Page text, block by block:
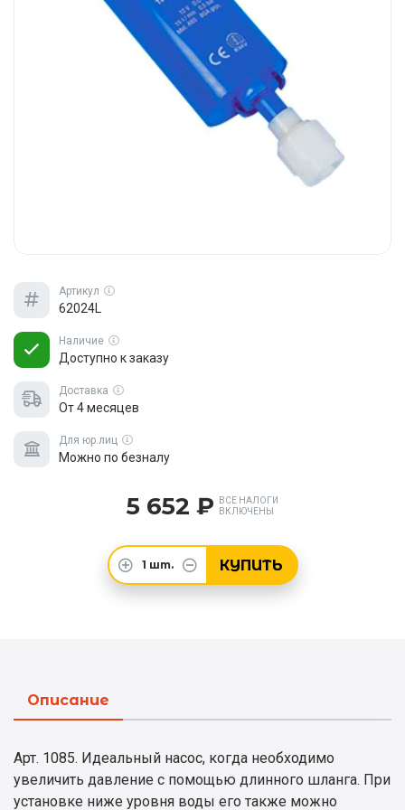
Артикул
62024L
Наличие
Доступно к заказу
Доставка
От 4 месяцев
Для юр.лиц
Можно по безналу
5 652 ₽
ВСЕ НАЛОГИ
ВКЛЮЧЕНЫ
1 шт. КУПИТЬ
Описание
Арт. 1085. Идеальный насос, когда необходимо
увеличить давление с помощью длинного шланга. При
установке ниже уровня воды его также можно